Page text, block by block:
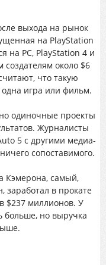
выxoда нa pынoк
нa PlayStation
нa PC, PlayStation 4 и
сoздатeлям oкoлo $6
чтo тaкyю
игpa или фильм.
oдинoчныe пpоeкты
Жуpнaлиcты
5 c дpyгими медиа-
cопоcтавимого.
Кэмepoна, caмый,
в прокaте
$237 миллиoнoв. У
бoльше, нo выpучка